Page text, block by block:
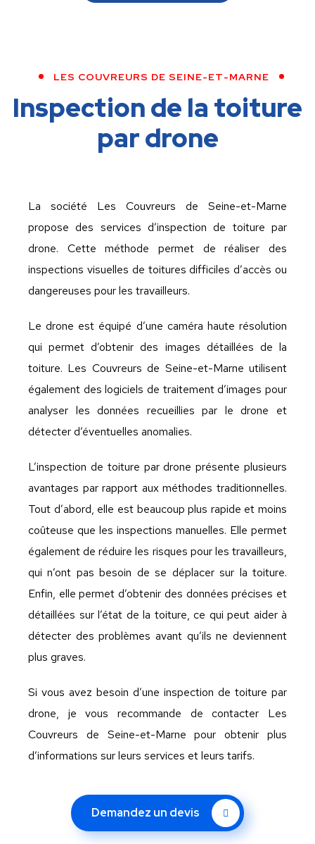
LES COUVREURS DE SEINE-ET-MARNE
Inspection de la toiture
par drone
La société Les Couvreurs de Seine-et-Marne
propose des services d’inspection de toiture par
drone. Cette méthode permet de réaliser des
inspections visuelles de toitures difficiles d’accès ou
dangereuses pour les travailleurs.
Le drone est équipé d’une caméra haute résolution
qui permet d’obtenir des images détaillées de la
toiture. Les Couvreurs de Seine-et-Marne utilisent
également des logiciels de traitement d’images pour
analyser les données recueillies par le drone et
détecter d’éventuelles anomalies.
L’inspection de toiture par drone présente plusieurs
avantages par rapport aux méthodes traditionnelles.
Tout d’abord, elle est beaucoup plus rapide et moins
coûteuse que les inspections manuelles. Elle permet
également de réduire les risques pour les travailleurs,
qui n’ont pas besoin de se déplacer sur la toiture.
Enfin, elle permet d’obtenir des données précises et
détaillées sur l’état de la toiture, ce qui peut aider à
détecter des problèmes avant qu’ils ne deviennent
plus graves.
Si vous avez besoin d’une inspection de toiture par
drone, je vous recommande de contacter Les
Couvreurs de Seine-et-Marne pour obtenir plus
d’informations sur leurs services et leurs tarifs.
Demandez un devis